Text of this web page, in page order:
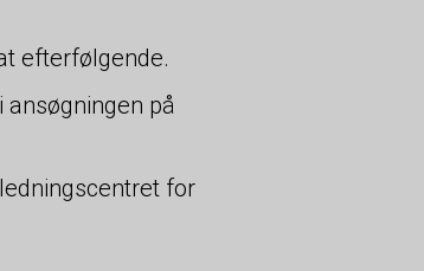
efterfølgende.
på
for